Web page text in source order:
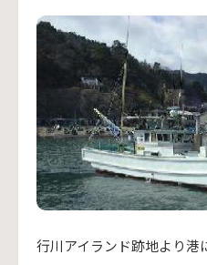
行川アイランド跡地より港